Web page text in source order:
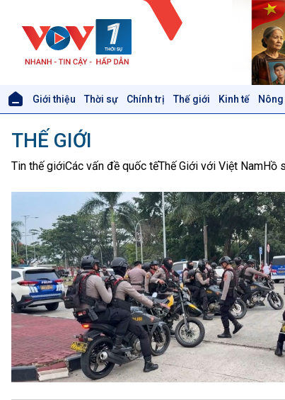
Giới thiệu Thời sự Chính trị Thế giới Kinh tế
Thời sự 12h
Thời sự 18h
Thời sự 21h30
Bản tin
Chuyên mục
Theo dòng Thời sự
Xã hội
Tin Đời sống & Xã hội
360 độ Sức khỏe
Chuyển đổi Xanh
Tài nguyên và Môi trường
Chuyên gia của bạn
Khoa học & Công
Tin Khoa học & Công
Kết nối công nghệ
Sống chung với biến
khí hậu
THẾ GIỚI
Tin thế giớiCác vấn đề quốc tếThế Giới với Việt NamHồ